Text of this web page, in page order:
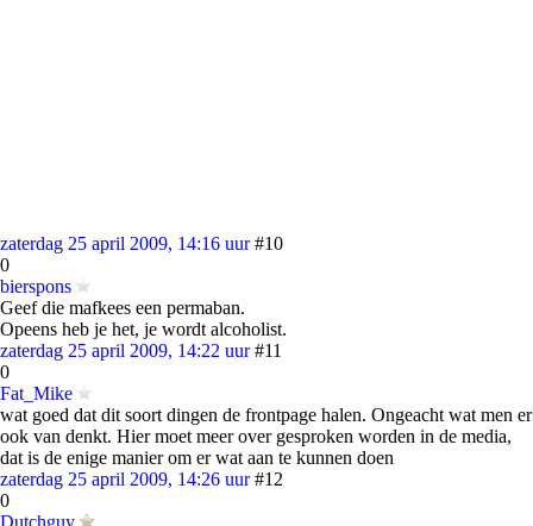
zaterdag 25 april 2009, 14:16 uur #10
0
bierspons
Geef die mafkees een permaban.
Opeens heb je het, je wordt alcoholist.
zaterdag 25 april 2009, 14:22 uur #11
0
Fat_Mike
wat goed dat dit soort dingen de frontpage halen. Ongeacht wat men er
ook van denkt. Hier moet meer over gesproken worden in de media,
dat is de enige manier om er wat aan te kunnen doen
zaterdag 25 april 2009, 14:26 uur #12
0
Dutchguy